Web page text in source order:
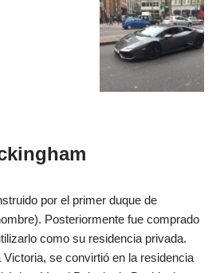
por el primer duque de
Posteriormente fue comprado
como su residencia privada.
Victoria, se convirtió en la residencia